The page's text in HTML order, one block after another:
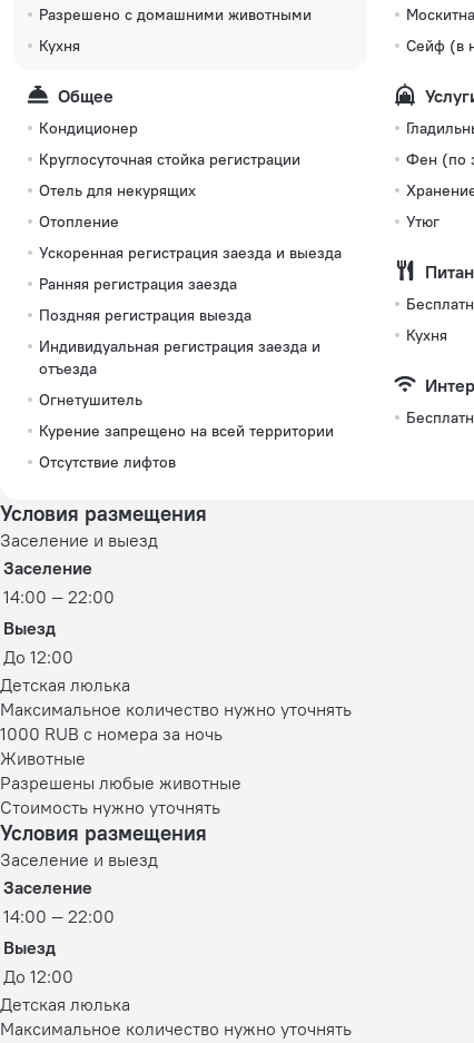
Разрешено с домашними животными
Кухня
Общее
Кондиционер
Круглосуточная стойка регистрации
Отель для некурящих
Отопление
Ускоренная регистрация заезда и выезда
Ранняя регистрация заезда
Поздняя регистрация выезда
Индивидуальная регистрация заезда и
отъезда
Огнетушитель
Курение запрещено на всей территории
Отсутствие лифтов
Сейф (в
Фен (по
Утюг
Кухня
Условия размещения
Заселение и выезд
Заселение
14:00 — 22:00
Выезд
До 12:00
Детская люлька
Максимальное количество нужно уточнять
1000 RUB с номера за ночь
Животные
Разрешены любые животные
Стоимость нужно уточнять
Условия размещения
Заселение и выезд
Заселение
14:00 — 22:00
Выезд
До 12:00
Детская люлька
Максимальное количество нужно уточнять